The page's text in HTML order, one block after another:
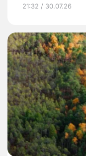
21:32 / 30.07.26